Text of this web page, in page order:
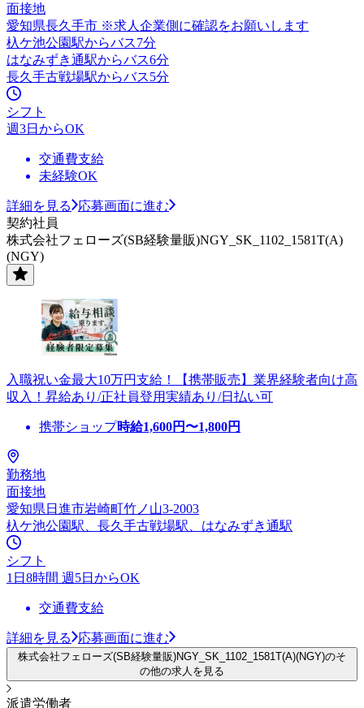
面接地
愛知県長久手市 ※求人企業側に確認をお願いします
杁ケ池公園駅からバス7分
はなみずき通駅からバス6分
長久手古戦場駅からバス5分
シフト
週3日からOK
交通費支給
未経験OK
詳細を見る
応募画面に進む
契約社員
株式会社フェローズ(SB経験量販)NGY_SK_1102_1581T(A)
(NGY)
入職祝い金最大10万円支給！【携帯販売】業界経験者向け高
収入！昇給あり/正社員登用実績あり/日払い可
携帯ショップ時給1,600円〜1,800円
勤務地
面接地
愛知県日進市岩崎町竹ノ山3-2003
杁ケ池公園駅、長久手古戦場駅、はなみずき通駅
シフト
1日8時間 週5日からOK
交通費支給
詳細を見る 応募画面に進む
株式会社フェローズ(SB経験量販)NGY_SK_1102_1581T(A)(NGY)のそ
の他の求人を見る
派遣労働者